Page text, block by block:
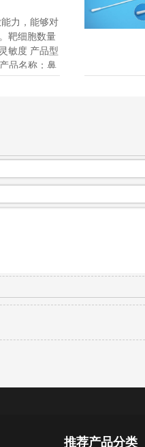
力，能够对
靶细胞数量
敏度 产品型
品名称：鼻
推荐产品分类